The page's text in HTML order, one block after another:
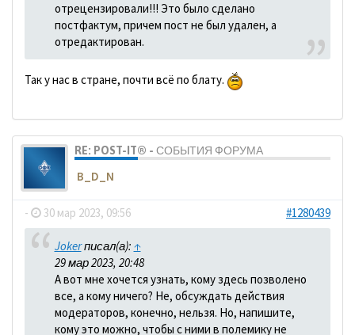
отрецензировали!!! Это было сделано
постфактум, причем пост не был удален, а
отредактирован.
Так у нас в стране, почти всё по блату.
RE: POST-IT® - СОБЫТИЯ ФОРУМА
B_D_N
- 30 мар 2023, 09:56 #1280439
Jokerписал(а): ↑
29 мар 2023, 20:48
А вот мне хочется узнать, кому здесь позволено
все, а кому ничего? Не, обсуждать действия
модераторов, конечно, нельзя. Но, напишите,
кому это можно, чтобы с ними в полемику не